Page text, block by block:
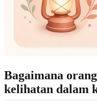
Bagaimana
kelihatan dalam